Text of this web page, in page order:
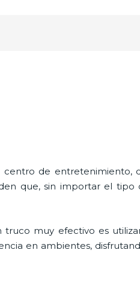
de entretenimiento,
que, sin importar el
truco muy efectivo es
en ambientes,